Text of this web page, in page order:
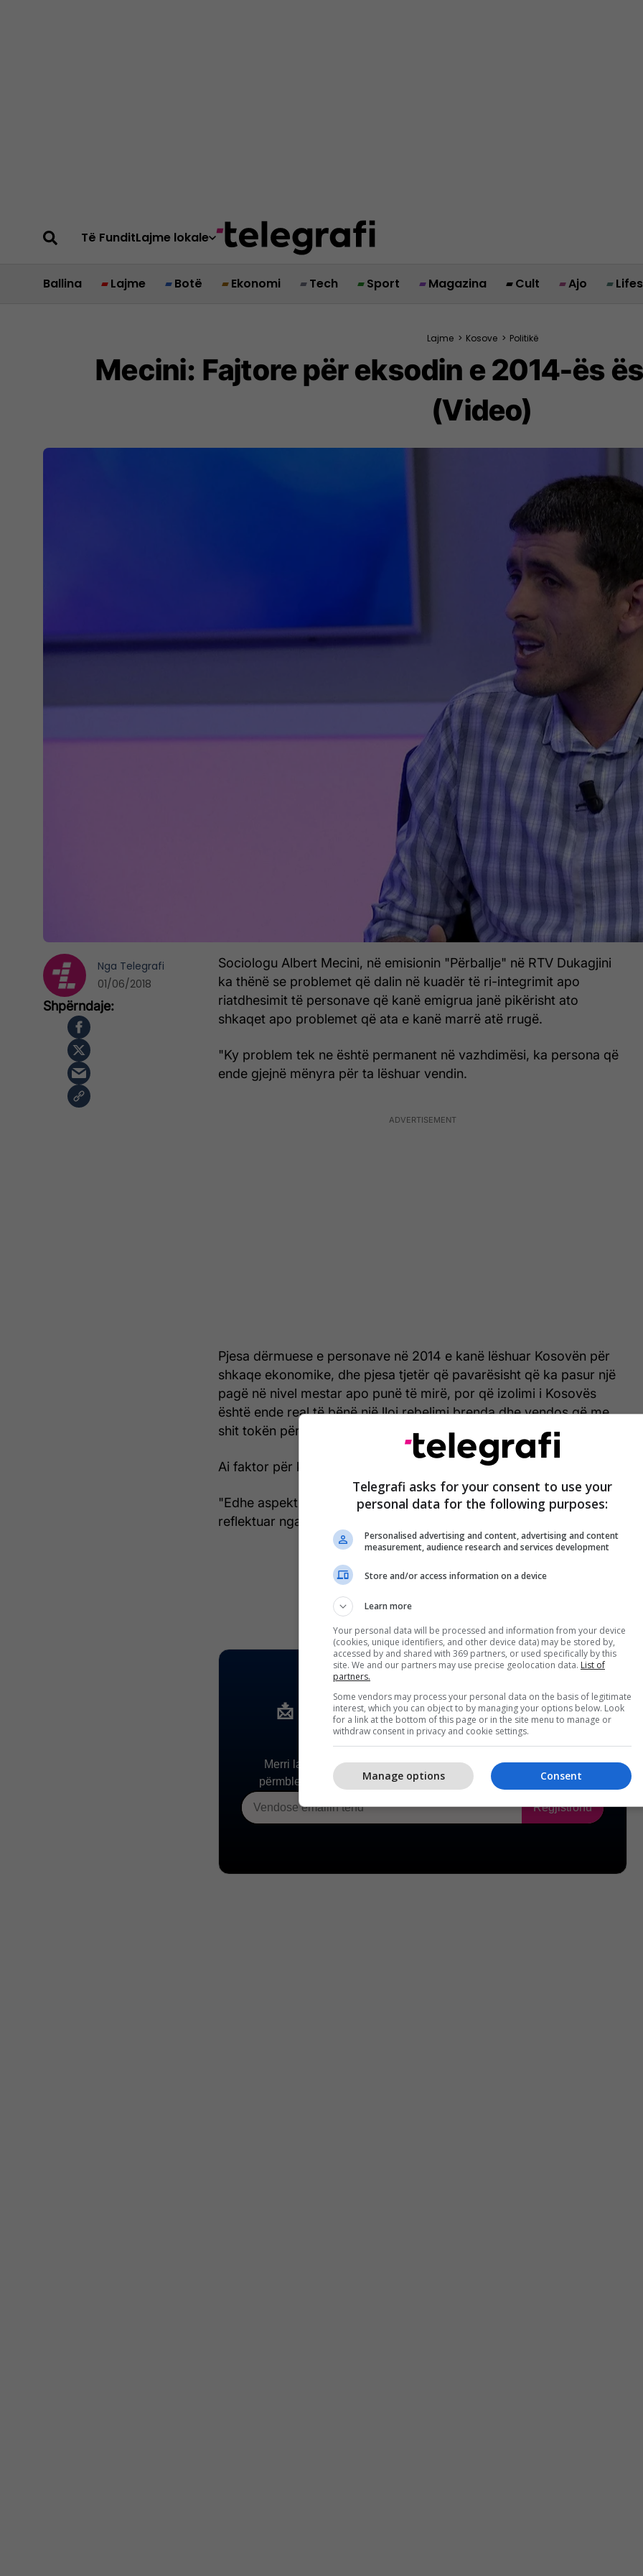
Të FunditLajme lokale
Ballina Lajme Botë Ekonomi Tech Sport Magazina Cult Ajo
Lajme > Kosove > Politikë
Mecini: Fajtore për eksodin e 2014-ës
(Video)
Sociologu Albert Mecini, në emisionin "Përballje" në RTV Dukagjini
ka thënë se problemet që dalin në kuadër të ri-integrimit apo
riatdhesimit të personave që kanë emigrua janë pikërisht ato
shkaqet apo problemet që ata e kanë marrë atë rrugë.
"Ky problem tek ne është permanent në vazhdimësi, ka persona që
ende gjejnë mënyra për ta lëshuar vendin.
Pjesa dërmuese e personave në 2014 e kanë lëshuar Kosovën për
shkaqe ekonomike, dhe pjesa tjetër që pavarësisht që ka pasur një
pagë në nivel mestar apo punë të mirë, por që izolimi i Kosovës
është ende real të bënë një lloj rebelimi brenda dhe vendos që me
shit tokën për të dalë jashtë vendit", ka sqaruar sociologu Mecini.
Ai faktor për këtë e ka bërë edhe gjendjen politike në vend.
"Edhe aspekti politik ka ndikuar në problemet psikologjike që janë
reflektuar nga masa", ka thënë Mecini.
Nga Telegrafi
01/06/2018
Telegrafi asks for your consent to use your
personal data for the following purposes:
Personalised advertising and content, advertising and content
measurement, audience research and services development
Store and/or access information on a device
Learn more
Your personal data will be processed and information from your device
(cookies, unique identifiers, and other device data) may be stored by,
accessed by and shared with 369 partners, or used specifically by this
site. We and our partners may use precise geolocation data. List of
partners.
Some vendors may process your personal data on the basis of legitimate
interest, which you can object to by managing your options below. Look
for a link at the bottom of this page or in the site menu to manage or
withdraw consent in privacy and cookie settings.
Consent
Manage options